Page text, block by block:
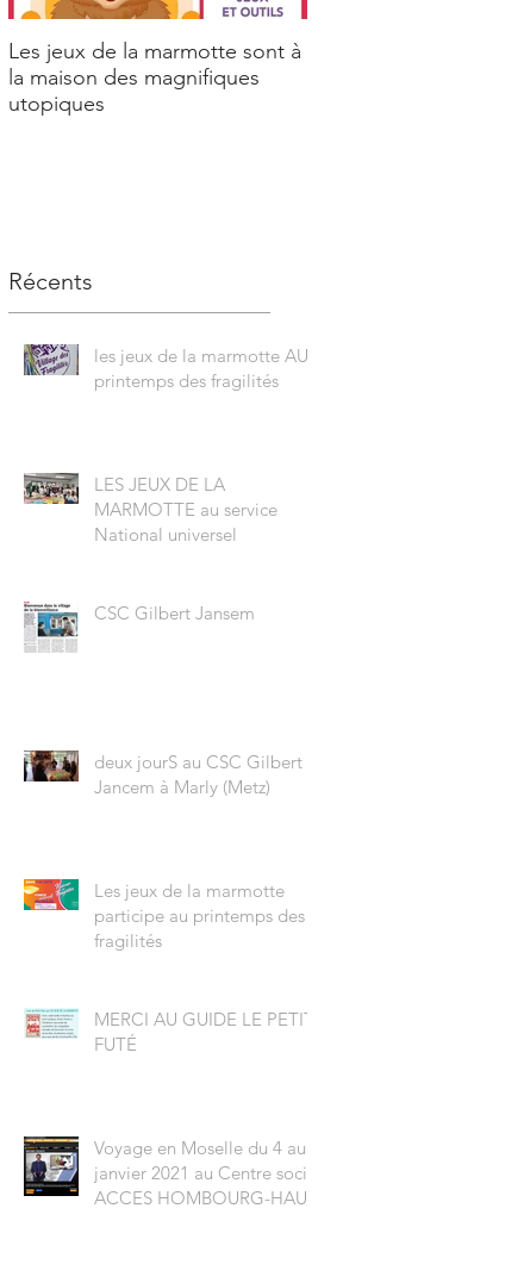
Les jeux de la marmotte sont à
la maison des magnifiques
utopiques
Récents
les jeux de la marmotte AU
printemps des fragilités
LES JEUX DE LA
MARMOTTE au service
National universel
CSC Gilbert Jansem
deux jourS au CSC Gilbert
Jancem à Marly (Metz)
Les jeux de la marmotte
participe au printemps des
fragilités
MERCI AU GUIDE LE PETIT-
FUTÉ
Voyage en Moselle du 4 au 8
janvier 2021 au Centre social
ACCES HOMBOURG-HAUT